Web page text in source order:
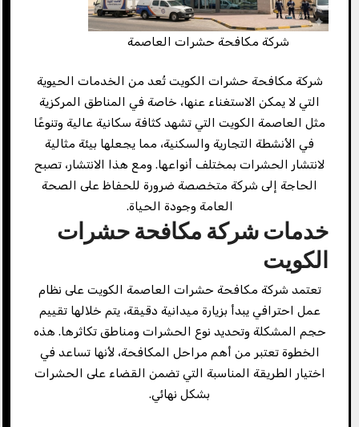
شركة مكافحة حشرات العاصمة
شركة مكافحة حشرات الكويت تُعد من الخدمات الحيوية
التي لا يمكن الاستغناء عنها، خاصة في المناطق المركزية
مثل العاصمة الكويت التي تشهد كثافة سكانية عالية وتنوعًا
في الأنشطة التجارية والسكنية، مما يجعلها بيئة مثالية
لانتشار الحشرات بمختلف أنواعها. ومع هذا الانتشار، تصبح
الحاجة إلى شركة متخصصة ضرورة للحفاظ على الصحة
العامة وجودة الحياة.
خدمات شركة مكافحة حشرات
الكويت
تعتمد شركة مكافحة حشرات العاصمة الكويت على نظام
عمل احترافي يبدأ بزيارة ميدانية دقيقة، يتم خلالها تقييم
حجم المشكلة وتحديد نوع الحشرات ومناطق تكاثرها. هذه
الخطوة تعتبر من أهم مراحل المكافحة، لأنها تساعد في
اختيار الطريقة المناسبة التي تضمن القضاء على الحشرات
بشكل نهائي.